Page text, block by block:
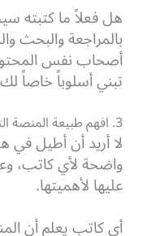
هل فعلاً ما كتبته
بالمراجعة والبحث
أصحاب نفس
تبني أسلوباً خاصاً
3. افهم طبيعة المنصة التي تنشر كتاباتك عليها
لا أريد أن أطيل في
واضحة لأي كاتب،
عليها لأهميتها.
أي كاتب يعلم أن